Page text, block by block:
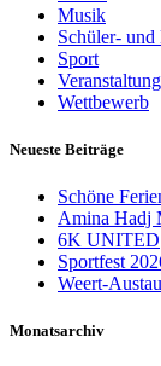
Musik
Schüler-
Sport
Wettbewerb
Neueste Beiträge
Schöne
Amina Hadj
6K UNITED
Sportfest
Weert-
Monatsarchiv